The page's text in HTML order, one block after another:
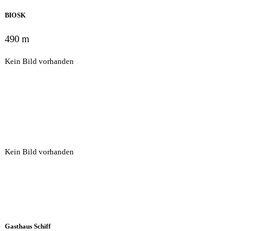
BIOSK
490 m
Kein Bild vorhanden
Kein Bild vorhanden
Gasthaus Schiff